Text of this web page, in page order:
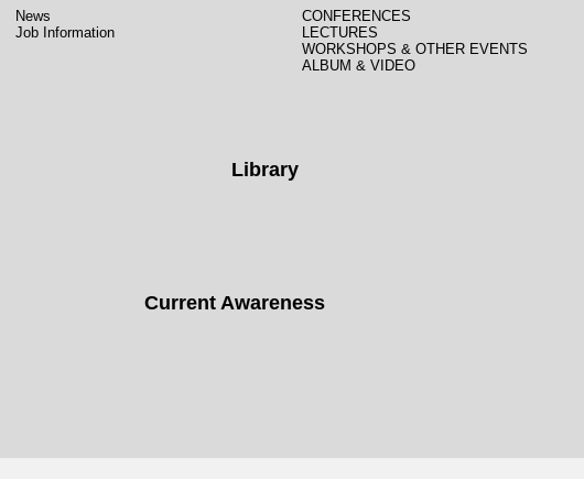
News
Job Information
CONFERENCES
LECTURES
WORKSHOPS & OTHER EVENTS
ALBUM & VIDEO
Library
Current Awareness